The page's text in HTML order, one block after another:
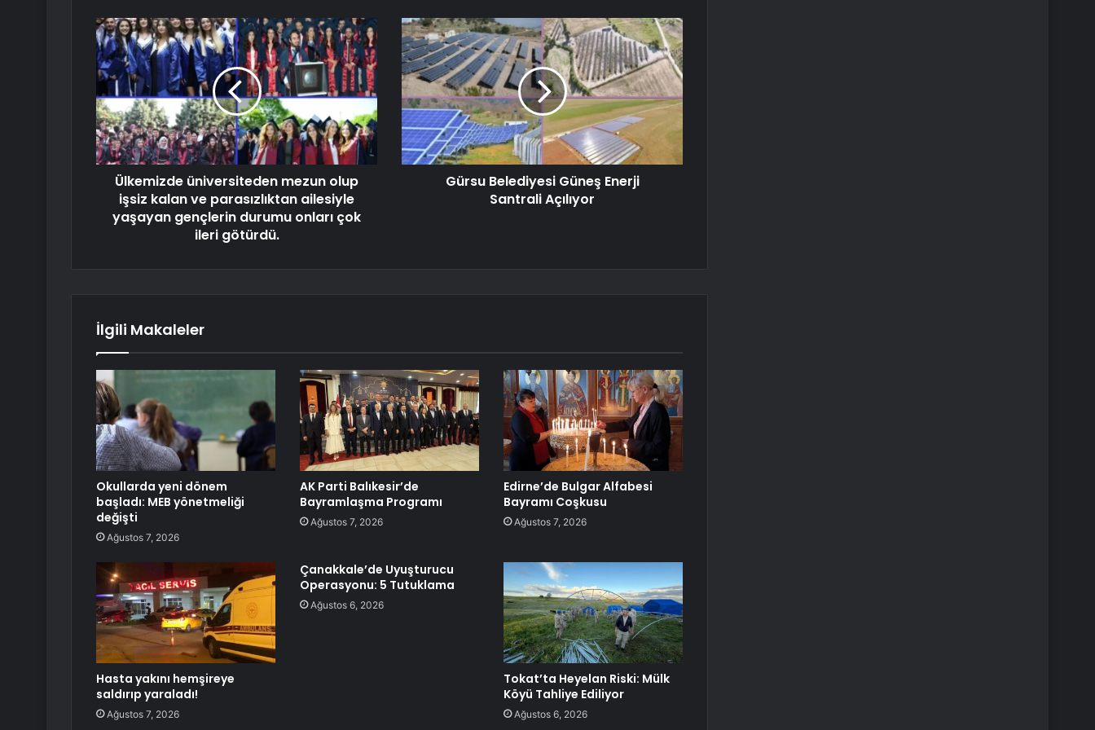
Ülkemizde üniversiteden mezun olup
işsiz kalan ve parasızlıktan ailesiyle
yaşayan gençlerin durumu onları çok
ileri götürdü.
Gürsu Belediyesi Güneş Enerji
Santrali Açılıyor
İlgili Makaleler
Okullarda yeni dönem
başladı: MEB yönetmeliği
değişti
Ağustos 7, 2026
AK Parti Balıkesir’de
Bayramlaşma Programı
Ağustos 7, 2026
Edirne’de Bulgar Alfabesi
Bayramı Coşkusu
Ağustos 7, 2026
Hasta yakını hemşireye
saldırıp yaraladı!
Ağustos 7, 2026
Çanakkale’de Uyuşturucu
Operasyonu: 5 Tutuklama
Ağustos 6, 2026
Tokat’ta Heyelan Riski: Mülk
Köyü Tahliye Ediliyor
Ağustos 6, 2026